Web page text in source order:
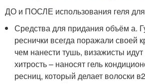
ДО и ПОСЛЕ использования геля
Средства для придания объём а.
реснички всегда поражали своей
чем нанести тушь, визажисты
хитрость – наносят гель
ресниц, который делает волоски